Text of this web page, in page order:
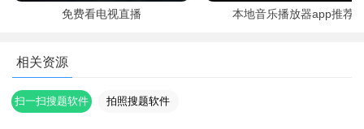
免费看电视直播 本地音乐播放器app推荐
相关资源
扫一扫搜题软件 拍照搜题软件